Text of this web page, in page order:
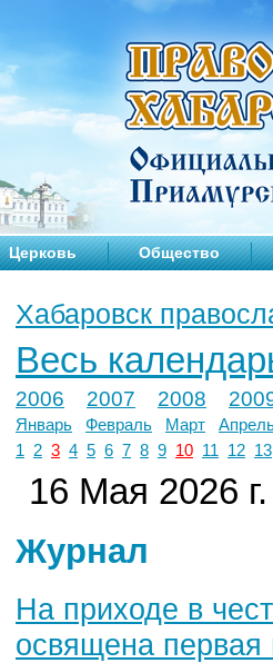
Церковь Общество
Хабаровск
Весь
2006 2007 2008
Январь Февраль Март
1
2 3 4 5 6 7 8 9 10 11 12 13
16 Мая 2026 г.
Журнал
На приходе в
освящена первая